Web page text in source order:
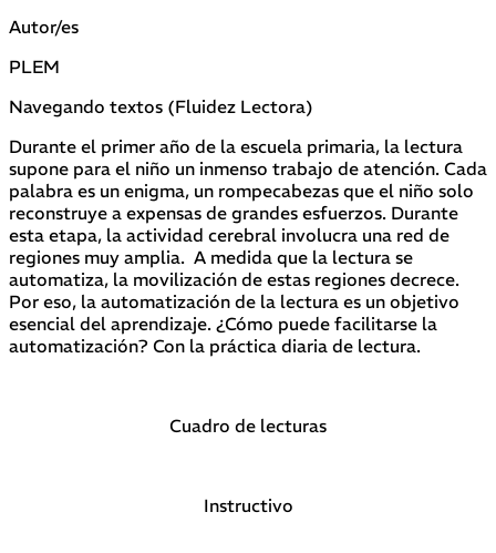
Autor/es
PLEM
Navegando textos (Fluidez Lectora)
Durante el primer año de la escuela primaria, la lectura
supone para el niño un inmenso trabajo de atención. Cada
palabra es un enigma, un rompecabezas que el niño solo
reconstruye a expensas de grandes esfuerzos. Durante
esta etapa, la actividad cerebral involucra una red de
regiones muy amplia. A medida que la lectura se
automatiza, la movilización de estas regiones decrece.
Por eso, la automatización de la lectura es un objetivo
esencial del aprendizaje. ¿Cómo puede facilitarse la
automatización? Con la práctica diaria de lectura.
Cuadro de lecturas
Instructivo